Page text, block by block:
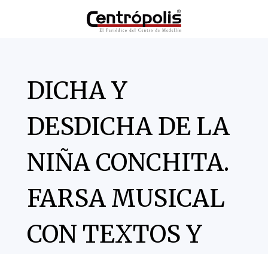
DICHA Y
DESDICHA DE LA
NIÑA CONCHITA.
FARSA MUSICAL
CON TEXTOS Y